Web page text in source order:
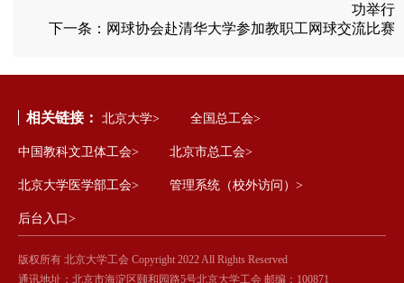
功举行
下一条： 网球协会赴清华大学参加教职工网球交流比赛
相关链接： 北京大学> 全国总工会>
中国教科文卫体工会> 北京市总工会>
北京大学医学部工会> 管理系统（校外访问）>
后台入口>
版权所有 北京大学工会 Copyright 2022 All Rights Reserved
通讯地址：北京市海淀区颐和园路5号北京大学工会 邮编：100871